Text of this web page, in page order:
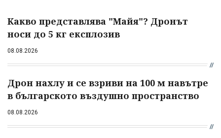
Какво представлява "Майя"? Дронът
носи до 5 кг експлозив
08.08.2026
Дрон нахлу и се взриви на 100 м навътре
в българското въздушно пространство
08.08.2026